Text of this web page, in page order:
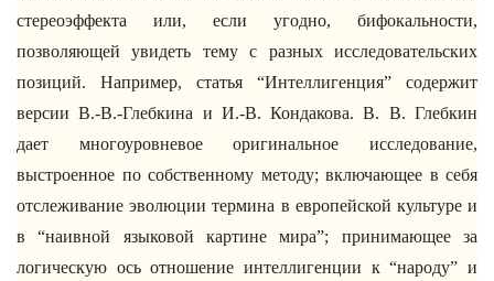
стереоэффекта или, если угодно, бифокальности,
позволяющей увидеть тему с разных исследовательских
позиций. Например, статья “Интеллигенция” содержит
версии В.-В.-Глебкина и И.-В. Кондакова. В. В. Глебкин
дает многоуровневое оригинальное исследование,
выстроенное по собственному методу; включающее в себя
отслеживание эволюции термина в европейской культуре и
в “наивной языковой картине мира”; принимающее за
логическую ось отношение интеллигенции к “народу” и